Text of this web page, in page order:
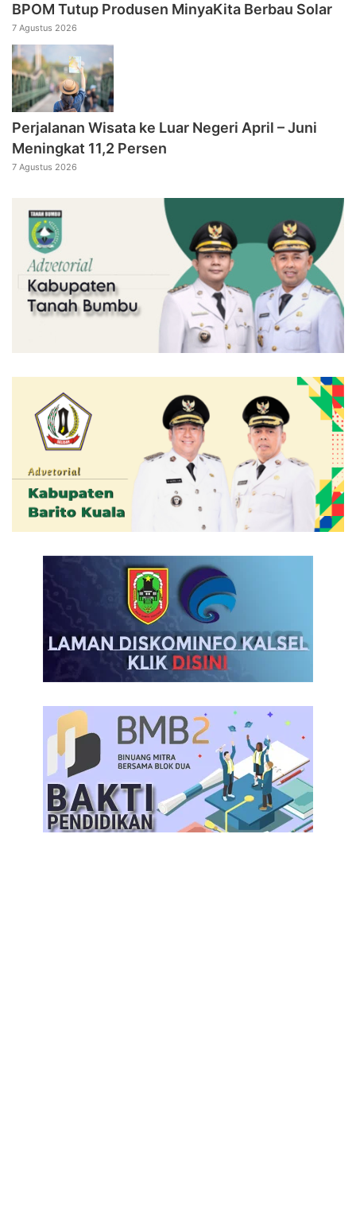
BPOM Tutup Produsen MinyaKita Berbau Solar
7 Agustus 2026
Perjalanan Wisata ke Luar Negeri April – Juni
Meningkat 11,2 Persen
7 Agustus 2026